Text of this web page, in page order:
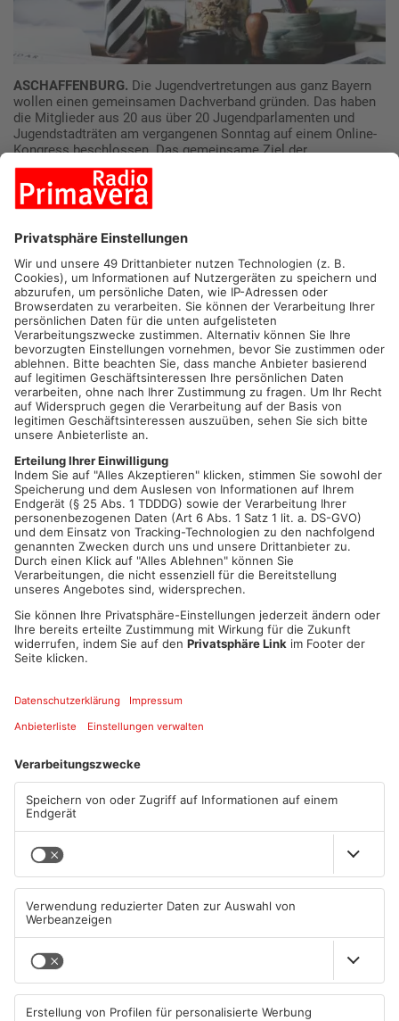
ASCHAFFENBURG. Die Jugendvertretungen aus ganz Bayern
wollen einen gemeinsamen Dachverband gründen. Das haben
die Mitglieder aus 20 aus über 20 Jugendparlamenten und
Jugendstadträten am vergangenen Sonntag auf einem Online-
Kongress beschlossen. Das gemeinsame Ziel der
Vertretungen ist es, sich im Sinne junger Menschen zu
engagieren und Interessen sowie politische Ideen von
Jugendlichen in den kommunalen Politikprozess einzubringen.
Durch den Dachverband sollen landesweite Projekte und
Kooperationen entstehen und die Beteiligung der Jugendlichen
gestärkt werden.
Da die Interessen junger Menschen oft über das hinaus gehen,
was auf kommunaler Ebene geschaffen wird, soll eine
landesweite Vernetzung mehr Möglichkeiten geben und jeder
einzelnen Jugendvertretung damit einen Mehrwert bieten.
Neben dem übergeordneten Ziel der Dachverbandsgründung
stand vor allem das gegenseitige Kennenlernen und der
Austausch im Vordergrund des etwa dreistündigen
Kongresses. Laufende Projekte aus allen Jugendvertretungen
wurden vorgestellt: Skateplätze, Menstruationsartikelspender,
einen Jugendpreis und sogar eine Beachbar haben die
Jugendvertretungen beispielsweise in ihren Regionen bereits
angestoßen.
Ziel eines möglichen Dachverbandes soll sein, noch mehr
Jugendvertretungen zu vernetzen, beziehungsweise in weiteren
Städten Initiativen zum Aufbau von Beteiligungsformen zu
unterstützen. „Wir setzen es uns zum Ziel, ein ausgedehntes
Netzwerk in ganz Bayern, also über alle Regionen hinweg zu
etablieren und mit dem Zusammenschluss all unserer
Beteiligungsformen vor allem einander bei inhaltlichen und
politischen Initiativen zu unterstützen.“, heißt es in einer
Absichtserklärung, die alle beteiligten Vertreter*innen am Ende
des Kongresses unterzeichneten. Für Aschaffenburg war die
JuPa-Öffentlichkeitsbeauftragte Johanna Flaton dabei.
ANZEIGE
Mehr aus
Primaveraland
TOPNEWS